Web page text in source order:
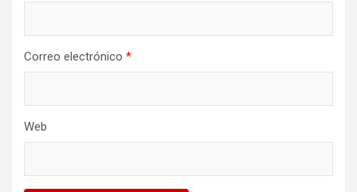
Correo electrónico *
Web